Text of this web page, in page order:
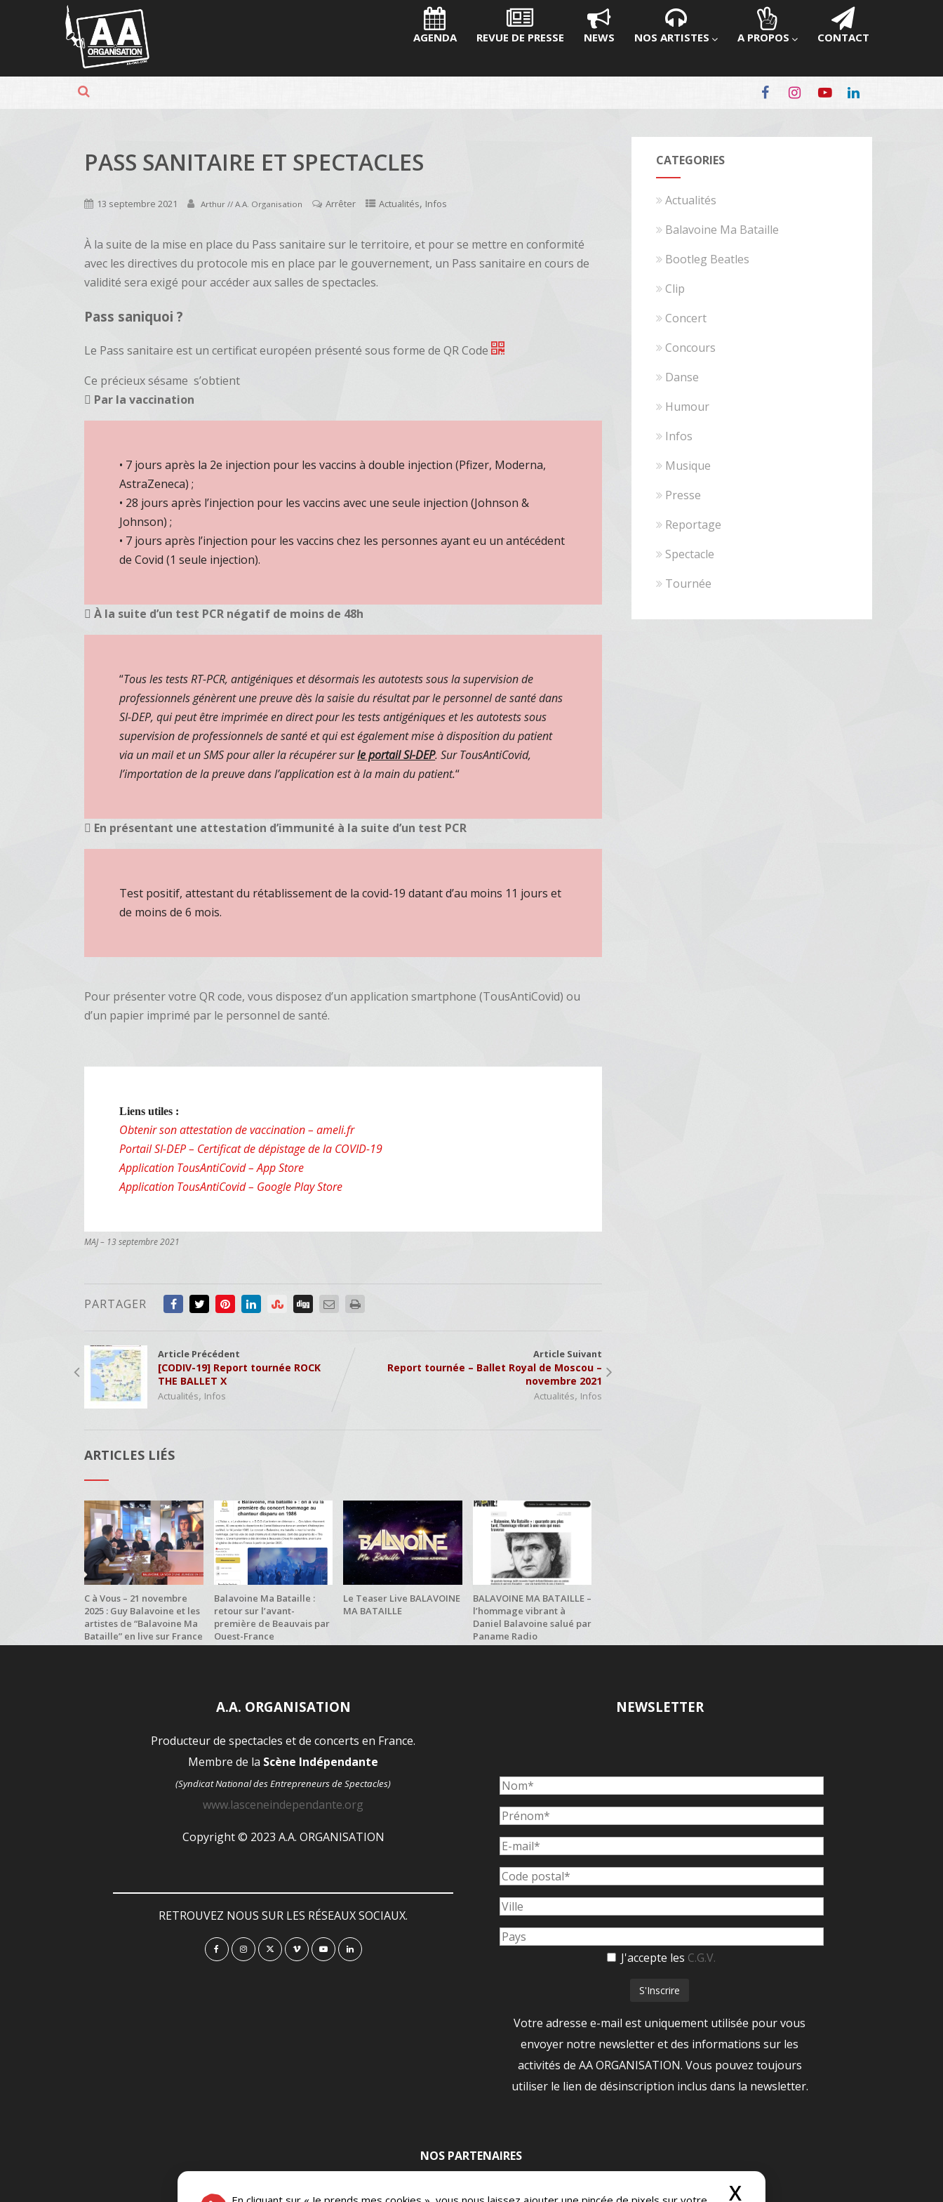
Panneau de gestion des cookies
X
AGENDA REVUE DE PRESSE NEWS NOS ARTISTES A PROPOS CONTACT
PASS SANITAIRE ET SPECTACLES
13 septembre 2021 Arthur // A.A. Organisation Arrêter Actualités, Infos
À la suite de la mise en place du Pass sanitaire sur le territoire, et pour se mettre en conformité
avec les directives du protocole mis en place par le gouvernement, un Pass sanitaire en cours de
validité sera exigé pour accéder aux salles de spectacles.
Pass saniquoi ?
Le Pass sanitaire est un certificat européen présenté sous forme de QR Code
Ce précieux sésame s’obtient
Par la vaccination
• 7 jours après la 2e injection pour les vaccins à double injection (Pfizer, Moderna,
AstraZeneca) ;
• 28 jours après l’injection pour les vaccins avec une seule injection (Johnson &
Johnson) ;
• 7 jours après l’injection pour les vaccins chez les personnes ayant eu un antécédent
de Covid (1 seule injection).
À la suite d’un test PCR négatif de moins de 48h
“Tous les tests RT-PCR, antigéniques et désormais les autotests sous la supervision de
professionnels génèrent une preuve dès la saisie du résultat par le personnel de santé dans
SI-DEP, qui peut être imprimée en direct pour les tests antigéniques et les autotests sous
supervision de professionnels de santé et qui est également mise à disposition du patient
via un mail et un SMS pour aller la récupérer surle portail SI-DEP. Sur TousAntiCovid,
l’importation de la preuve dans l’application est à la main du patient.“
En présentant une attestation d’immunité à la suite d’un test PCR
Test positif, attestant du rétablissement de la covid-19 datant d’au moins 11 jours et
de moins de 6 mois.
Pour présenter votre QR code, vous disposez d’un application smartphone (TousAntiCovid) ou
d’un papier imprimé par le personnel de santé.
Liens utiles :
Obtenir son attestation de vaccination – ameli.fr
Portail SI-DEP – Certificat de dépistage de la COVID-19
Application TousAntiCovid – App Store
Application TousAntiCovid – Google Play Store
MAJ – 13 septembre 2021
PARTAGER
Article Précédent
[CODIV-19] Report tournée ROCK
THE BALLET X
Actualités, Infos
Article Suivant
Report tournée – Ballet Royal de Moscou –
novembre 2021
Actualités, Infos
ARTICLES LIÉS
C à Vous – 21 novembre
2025 : Guy Balavoine et les
artistes de “Balavoine Ma
Bataille” en live sur France
5
Balavoine Ma Bataille :
retour sur l’avant-
première de Beauvais par
Ouest-France
Le Teaser Live BALAVOINE
MA BATAILLE
BALAVOINE MA BATAILLE –
l’hommage vibrant à
Daniel Balavoine salué par
Paname Radio
CATEGORIES
Actualités
Balavoine Ma Bataille
Bootleg Beatles
Clip
Concert
Concours
Danse
Humour
Infos
Musique
Presse
Reportage
Spectacle
Tournée
A.A. ORGANISATION
Producteur de spectacles et de concerts en France.
Membre de la Scène Indépendante
(Syndicat National des Entrepreneurs de Spectacles)
www.lasceneindependante.org
Copyright © 2023 A.A. ORGANISATION
RETROUVEZ NOUS SUR LES RÉSEAUX SOCIAUX.
NEWSLETTER
J'accepte les C.G.V.
Votre adresse e-mail est uniquement utilisée pour vous
envoyer notre newsletter et des informations sur les
activités de AA ORGANISATION. Vous pouvez toujours
utiliser le lien de désinscription inclus dans la newsletter.
NOS PARTENAIRES